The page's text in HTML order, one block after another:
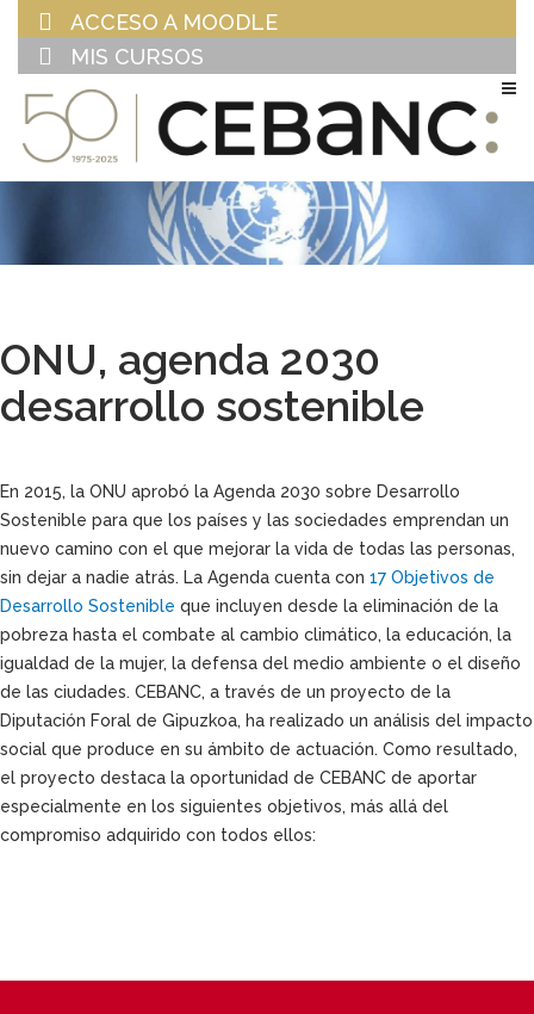
ACCESO A MOODLE
MIS CURSOS
ONU, agenda 2030
desarrollo sostenible
En 2015, la ONU aprobó la Agenda 2030 sobre Desarrollo
Sostenible para que los países y las sociedades emprendan un
nuevo camino con el que mejorar la vida de todas las personas,
sin dejar a nadie atrás. La Agenda cuenta con 17 Objetivos de
Desarrollo Sostenible que incluyen desde la eliminación de la
pobreza hasta el combate al cambio climático, la educación, la
igualdad de la mujer, la defensa del medio ambiente o el diseño
de las ciudades. CEBANC, a través de un proyecto de la
Diputación Foral de Gipuzkoa, ha realizado un análisis del impacto
social que produce en su ámbito de actuación. Como resultado,
el proyecto destaca la oportunidad de CEBANC de aportar
especialmente en los siguientes objetivos, más allá del
compromiso adquirido con todos ellos: